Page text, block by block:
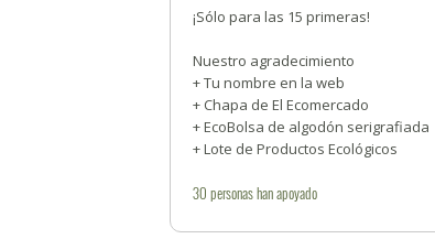
¡Sólo para las 15 primeras!
Nuestro agradecimiento
+ Tu nombre en la web
+ Chapa de El Ecomercado
+ EcoBolsa de algodón serigrafiada
+ Lote de Productos Ecológicos
30personashan apoyado